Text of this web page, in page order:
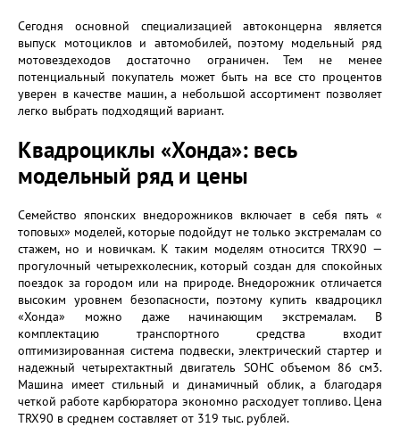
Сегодня основной специализацией автоконцерна является
выпуск мотоциклов и автомобилей, поэтому модельный ряд
мотовездеходов достаточно ограничен. Тем не менее
потенциальный покупатель может быть на все сто процентов
уверен в качестве машин, а небольшой ассортимент позволяет
легко выбрать подходящий вариант.
Квадроциклы «Хонда»: весь
модельный ряд и цены
Семейство японских внедорожников включает в себя пять «
топовых» моделей, которые подойдут не только экстремалам со
стажем, но и новичкам. К таким моделям относится TRX90 —
прогулочный четырехколесник, который создан для спокойных
поездок за городом или на природе. Внедорожник отличается
высоким уровнем безопасности, поэтому купить квадроцикл
«Хонда» можно даже начинающим экстремалам. В
комплектацию транспортного средства входит
оптимизированная система подвески, электрический стартер и
надежный четырехтактный двигатель SOHC объемом 86 см3.
Машина имеет стильный и динамичный облик, а благодаря
четкой работе карбюратора экономно расходует топливо. Цена
TRX90 в среднем составляет от 319 тыс. рублей.